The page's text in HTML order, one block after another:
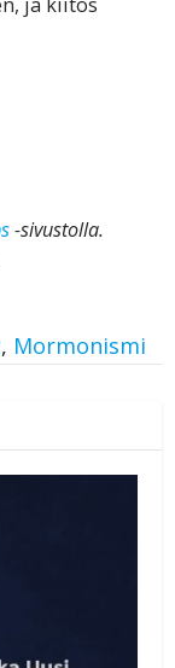
-sivustolla.
, Mormonismi